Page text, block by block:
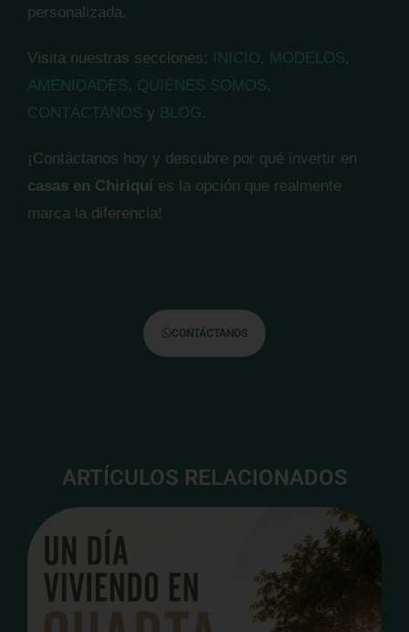
personalizada.
Visita nuestras secciones: INICIO, MODELOS,
AMENIDADES, QUIÉNES SOMOS,
CONTÁCTANOS y BLOG.
¡Contáctanos hoy y descubre por qué invertir en
casas en Chiriquí es la opción que realmente
marca la diferencia!
CONTÁCTANOS
ARTÍCULOS RELACIONADOS